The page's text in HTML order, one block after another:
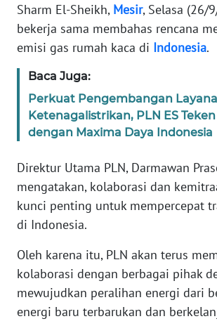
Sharm El-Sheikh, Mesir, Selasa (26/
bekerja sama membahas rencana
emisi gas rumah kaca di Indonesia.
Baca Juga:
Perkuat Pengembangan
Ketenagalistrikan, PLN ES
dengan Maxima Daya Indonesia
Direktur Utama PLN, Darmawan
mengatakan, kolaborasi dan
kunci penting untuk mempercepat
di Indonesia.
Oleh karena itu, PLN akan terus
kolaborasi dengan berbagai pihak
mewujudkan peralihan energi dari
energi baru terbarukan dan
REDAKSI
DISCLAIMER
Wahana
Regional
WN
SUMUT
WN
JABAR